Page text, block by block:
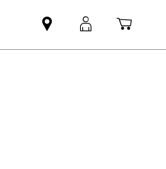
Leia
MINI
MyMini
login